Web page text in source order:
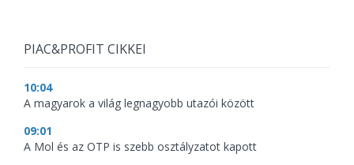
PIAC&PROFIT CIKKEI
10:04
A magyarok a világ legnagyobb utazói között
09:01
A Mol és az OTP is szebb osztályzatot kapott